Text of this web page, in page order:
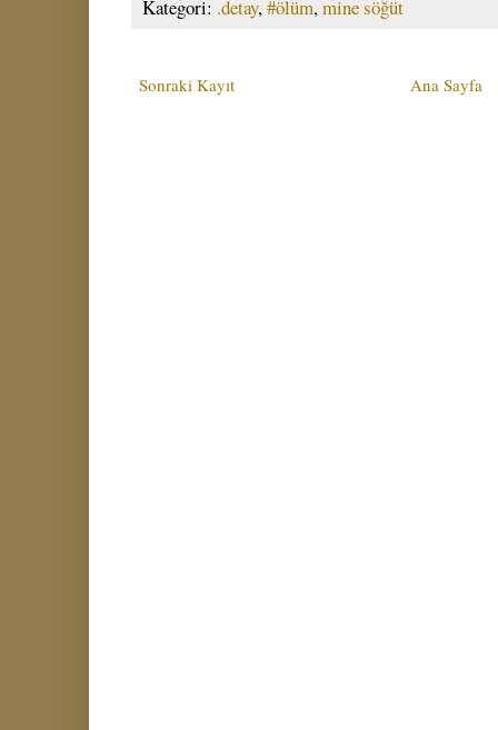
Kategori: .detay,#ölüm,mine söğüt
Sonraki Kayıt Ana Sayfa